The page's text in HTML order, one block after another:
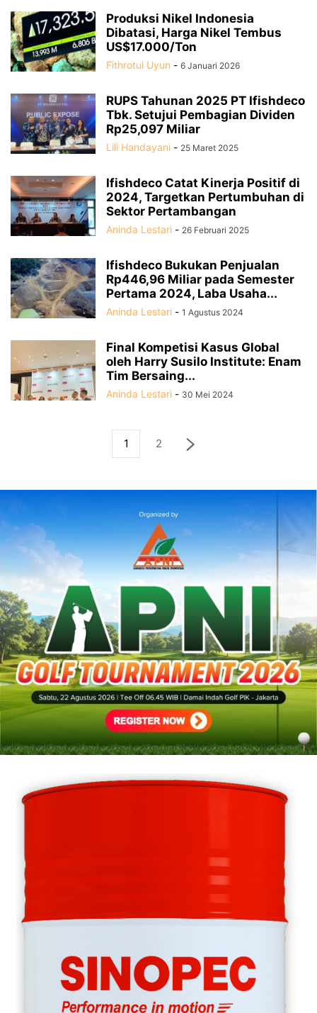
Produksi Nikel Indonesia
Dibatasi, Harga Nikel Tembus
US$17.000/Ton
Fithrotul Uyun - 6 Januari 2026
RUPS Tahunan 2025 PT Ifishdeco
Tbk. Setujui Pembagian Dividen
Rp25,097 Miliar
Lili Handayani - 25 Maret 2025
Ifishdeco Catat Kinerja Positif di
2024, Targetkan Pertumbuhan di
Sektor Pertambangan
Aninda Lestari - 26 Februari 2025
Ifishdeco Bukukan Penjualan
Rp446,96 Miliar pada Semester
Pertama 2024, Laba Usaha...
Aninda Lestari - 1 Agustus 2024
Final Kompetisi Kasus Global
oleh Harry Susilo Institute: Enam
Tim Bersaing...
Aninda Lestari - 30 Mei 2024
1 2